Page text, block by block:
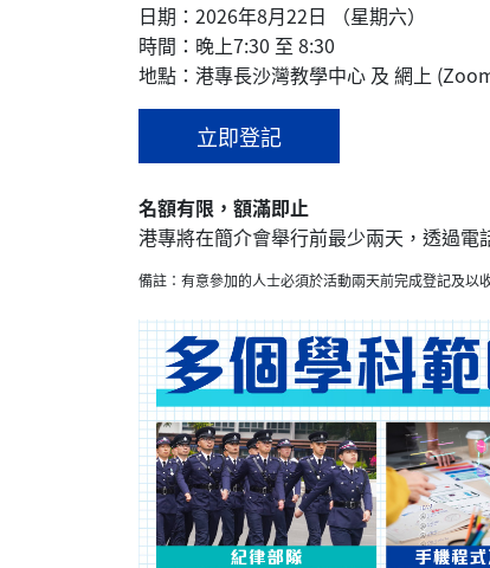
日期：2026年8月22日 （星期六）
時間：晚上7:30 至 8:30
地點：港專長沙灣教學中心 及 網上
立即登記
名額有限，額滿即止
港專將在簡介會舉行前最少兩天，透過電
備註：有意參加的人士必須於活動兩天前完成登記及以